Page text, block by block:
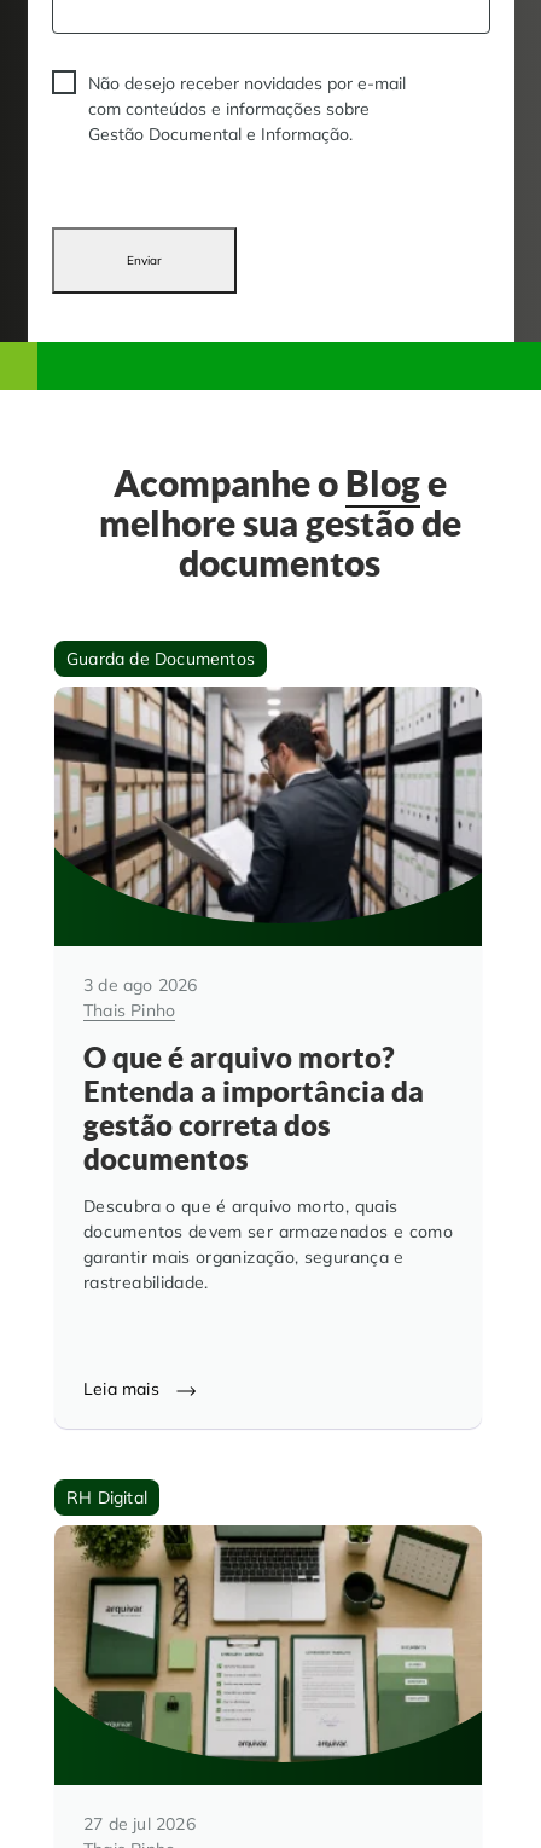
Não desejo receber novidades por e-mail
com conteúdos e informações sobre
Gestão Documental e Informação.
Enviar
Acompanhe o Bloge
melhore sua gestão de
documentos
Guarda de Documentos
3 de ago 2026
Thais Pinho
O que é arquivo morto?
Entenda a importância da
gestão correta dos
documentos
Descubra o que é arquivo morto, quais
documentos devem ser armazenados e como
garantir mais organização, segurança e
rastreabilidade.
Leia mais
RH Digital
27 de jul 2026